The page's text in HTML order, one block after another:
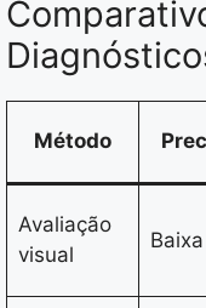
Método
Avaliação
visual
Baixa